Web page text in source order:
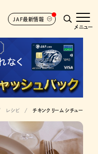
JAF最新情報
メニュー
レシピ チキンクリームシチュー